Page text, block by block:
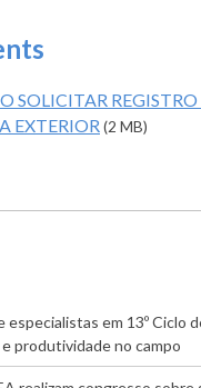
SOLICITAR REGISTRO
EXTERIOR(2 MB)
especialistas em 13º Ciclo
produtividade no campo